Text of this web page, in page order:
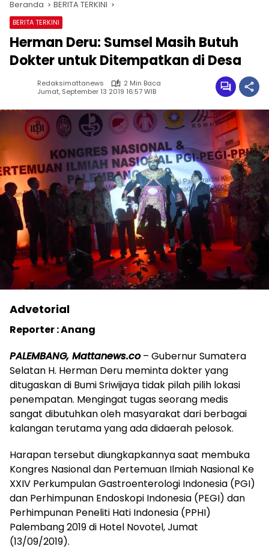
Beranda BERITA TERKINI
BERITA TERKINI
Herman Deru: Sumsel Masih Butuh
Dokter untuk Ditempatkan di Desa
Redaksimattanews
2 Min Baca
Jumat, September 13 2019 16:57 WIB
Advetorial
Reporter : Anang
PALEMBANG, Mattanews.co– Gubernur Sumatera
Selatan H. Herman Deru meminta dokter yang
ditugaskan di Bumi Sriwijaya tidak pilah pilih lokasi
penempatan. Mengingat tugas seorang medis
sangat dibutuhkan oleh masyarakat dari berbagai
kalangan terutama yang ada didaerah pelosok.
Harapan tersebut diungkapkannya saat membuka
Kongres Nasional dan Pertemuan Ilmiah Nasional Ke
XXIV Perkumpulan Gastroenterologi Indonesia (PGI)
dan Perhimpunan Endoskopi Indonesia (PEGI) dan
Perhimpunan Peneliti Hati Indonesia (PPHI)
Palembang 2019 di Hotel Novotel, Jumat
(13/09/2019).